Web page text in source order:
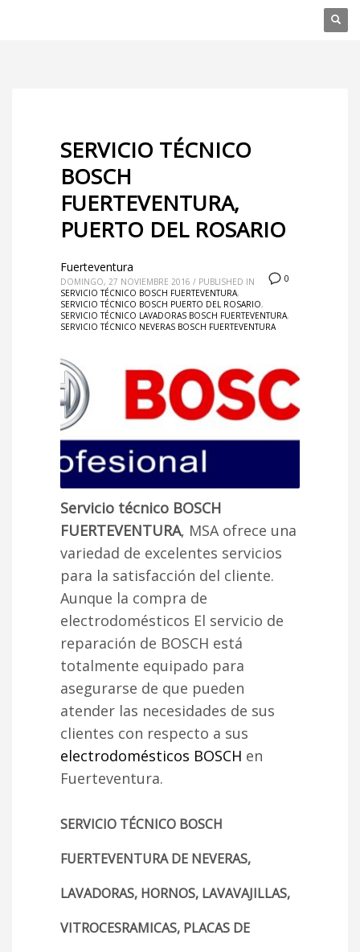
SERVICIO TÉCNICO
BOSCH
FUERTEVENTURA,
PUERTO DEL ROSARIO
0
Fuerteventura
DOMINGO, 27 NOVIEMBRE 2016 / PUBLISHED IN
SERVICIO TÉCNICO BOSCH FUERTEVENTURA,
SERVICIO TÉCNICO BOSCH PUERTO DEL ROSARIO,
SERVICIO TÉCNICO LAVADORAS BOSCH FUERTEVENTURA,
SERVICIO TÉCNICO NEVERAS BOSCH FUERTEVENTURA
Servicio técnico BOSCH
FUERTEVENTURA, MSA ofrece una
variedad de excelentes servicios
para la satisfacción del cliente.
Aunque la compra de
electrodomésticos El servicio de
reparación de BOSCH está
totalmente equipado para
asegurarse de que pueden
atender las necesidades de sus
clientes con respecto a sus
electrodomésticos BOSCH en
Fuerteventura.
SERVICIO TÉCNICO BOSCH
FUERTEVENTURA DE NEVERAS,
LAVADORAS, HORNOS, LAVAVAJILLAS,
VITROCESRAMICAS, PLACAS DE